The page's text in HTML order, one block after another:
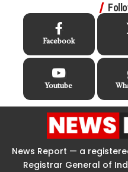
Facebook
Youtube
News Report — a
Registrar General of